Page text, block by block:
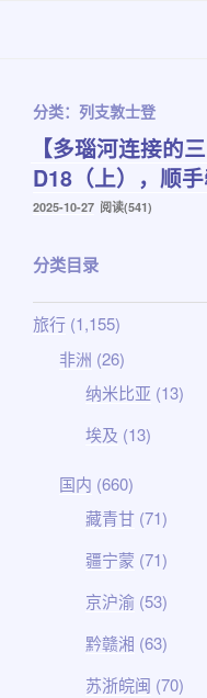
分类：列支敦士登
【多瑙河连接的
D18（上），顺
发
2025-10-27 阅读(541)
分类目录
旅行 (1,155)
非洲 (26)
纳米比亚 (13)
埃及 (13)
国内 (660)
藏青甘 (71)
疆宁蒙 (71)
京沪渝 (53)
黔赣湘 (63)
苏浙皖闽 (70)